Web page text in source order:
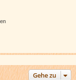
Gehe zu